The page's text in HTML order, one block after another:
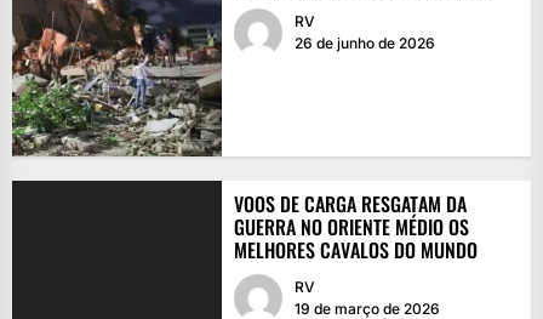
RV
26 de junho de 2026
VOOS DE CARGA RESGATAM DA
GUERRA NO ORIENTE MÉDIO OS
MELHORES CAVALOS DO MUNDO
RV
19 de março de 2026